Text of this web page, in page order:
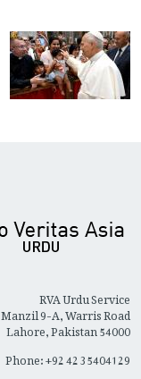
RVA Urdu Service
9-A, Warris Road,
Lahore, Pakistan 54000
Phone: +92 42 35404129